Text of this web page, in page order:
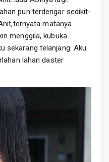
pun terdengar sedikit-
matanya
menggila, kubuka
sekarang telanjang. Aku
lahan daster